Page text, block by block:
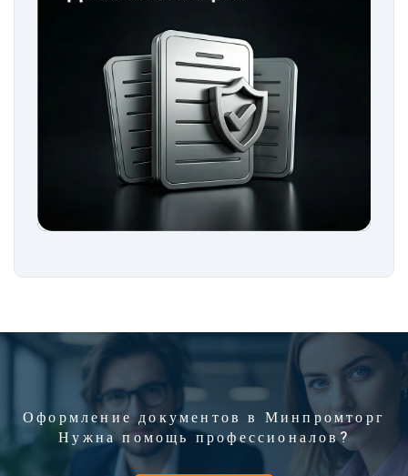
Оформление документов в Минпромторг
Нужна помощь профессионалов?